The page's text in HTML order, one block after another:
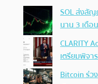
SOL ส่งสั
นาน 3 เดือ
CLARITY
เตรียมพิจ
Bitcoin ร่ว